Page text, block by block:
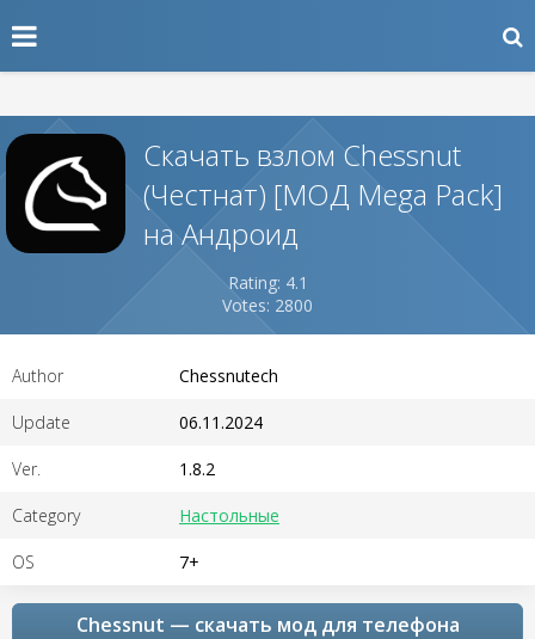
Скачать взлом Chessnut
(Честнат) [МОД Mega Pack]
на Андроид
Rating: 4.1
Votes: 2800
Author Chessnutech
Update 06.11.2024
Ver. 1.8.2
Category Настольные
OS 7+
Chessnut — скачать мод для телефона